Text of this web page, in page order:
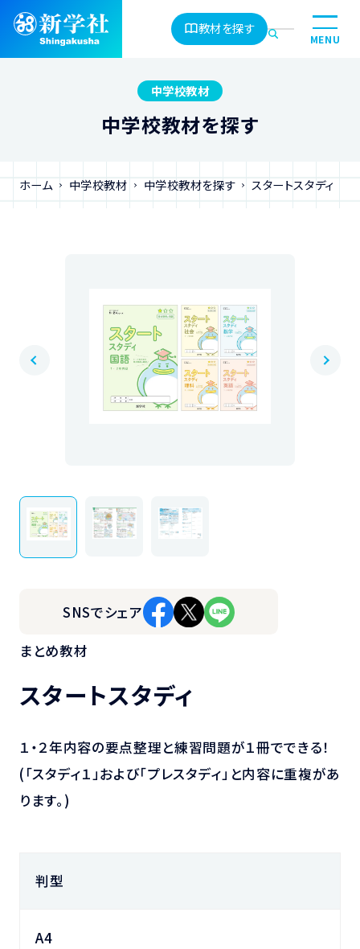
教材を探す
MENU
中学校教材
中学校教材を探す
ホーム 中学校教材 中学校教材を探す スタートスタディ
SNSでシェア
まとめ教材
スタートスタディ
１・２年内容の要点整理と練習問題が１冊でできる！
(「スタディ１」および「プレスタディ」と内容に重複があ
ります。)
判型
A4